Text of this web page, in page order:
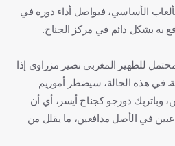
الألعاب الأساسي، فيواصل أداء دوره في
به بشكل دائم في مركز الجناح.
للظهير المغربي نصير مزراوي إذا
في هذه الحالة، سيضطر أموريم
وباتريك دورجو كجناح أيسر، أي أن
في الأصل مدافعين، ما يقلل من